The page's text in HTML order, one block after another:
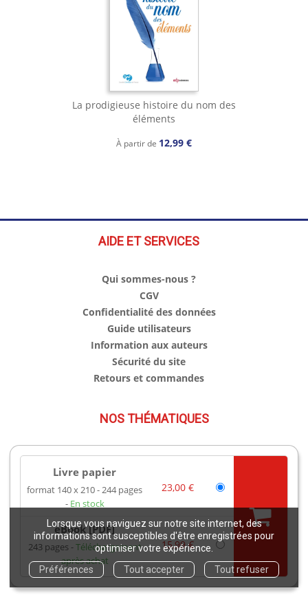
Lorsque vous naviguez sur notre site internet, des
informations sont susceptibles d'être enregistrées pour
optimiser votre expérience.
Préférences
Tout accepter Tout refuser
Livre papier
format 140 x 210 244 pages
En stock
23,00 €
eBook [PDF]
243 pages
Téléchargement
après achat
15,99 €
La prodigieuse histoire du nom des
éléments
À partir de 12,99 €
AIDE ET SERVICES
Qui sommes-nous ?
CGV
Confidentialité des données
Guide utilisateurs
Information aux auteurs
Sécurité du site
Retours et commandes
NOS THÉMATIQUES
Physique Générale
Astrophysique
Informatique
Mathématiques
Matériaux
Ondes / optique
Chimie
Ingénierie